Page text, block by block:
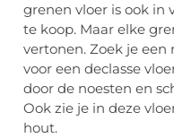
grenen vloer is ook in
te koop. Maar elke
vertonen. Zoek je
voor een declasse
door de noesten en
Ook zie je in deze
hout.